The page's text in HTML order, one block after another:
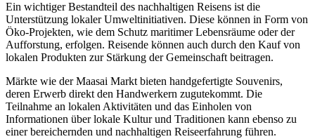
Ein wichtiger Bestandteil des nachhaltigen Reisens ist die
Unterstützung lokaler Umweltinitiativen. Diese können in Form von
Öko-Projekten, wie dem Schutz maritimer Lebensräume oder der
Aufforstung, erfolgen. Reisende können auch durch den Kauf von
lokalen Produkten zur Stärkung der Gemeinschaft beitragen.
Märkte wie der Maasai Markt bieten handgefertigte Souvenirs,
deren Erwerb direkt den Handwerkern zugutekommt. Die
Teilnahme an lokalen Aktivitäten und das Einholen von
Informationen über lokale Kultur und Traditionen kann ebenso zu
einer bereichernden und nachhaltigen Reiseerfahrung führen.